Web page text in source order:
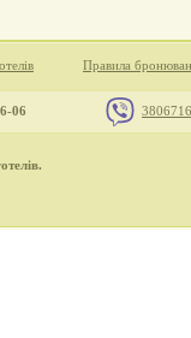
Правила
06